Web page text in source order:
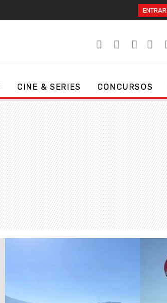
ENTRAR
CINE & SERIES CONCURSOS